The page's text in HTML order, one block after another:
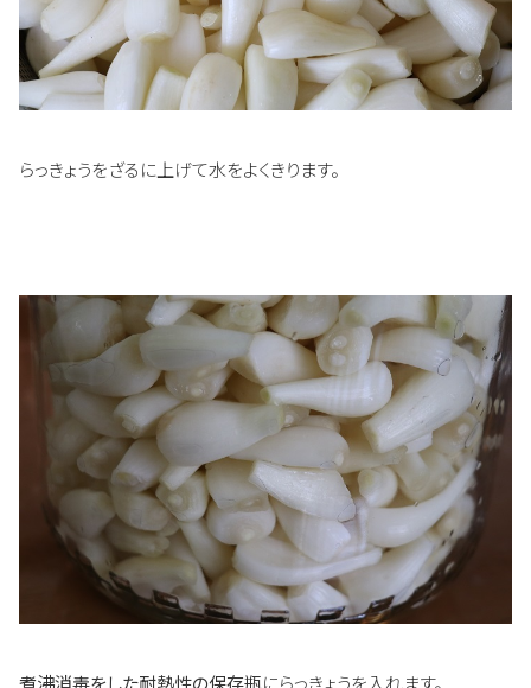
らっきょうをざるに上げて水をよくきります。
煮沸消毒をした耐熱性の保存瓶にらっきょうを入れます。